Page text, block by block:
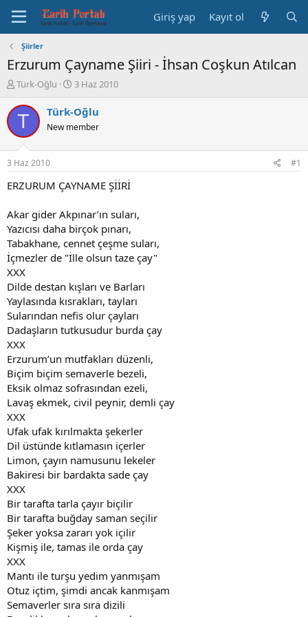
Giriş yap Kayıt ol
Şiirler
Erzurum Çayname Şiiri - İhsan Coşkun Atılcan
K
n
b
u
u
b
a
a
t
a
n
Türk-Oğlu
B
ş
a
ç
r
i
h
i
3 Haz 2010
T Türk-Oğlu
New member
3 Haz 2010 #1
ERZURUM ÇAYNAME ŞİİRİ
Akar gider Akpınar’ın suları,
Yazıcısı daha birçok pınarı,
Tabakhane, cennet çeşme suları,
İçmezler de "İlle olsun taze çay"
XXX
Dilde destan kışları ve Barları
Yaylasında kısrakları, tayları
Sularından nefis olur çayları
Dadaşların tutkusudur burda çay
XXX
Erzurum’un mutfakları düzenli,
Biçim biçim semaverle bezeli,
Eksik olmaz sofrasından ezeli,
Lavaş ekmek, civil peynir, demli çay
XXX
Ufak ufak kırılmakta şekerler
Dil üstünde kıtlamasın içerler
Limon, çayın namusunu lekeler
Bakiresi bir bardakta sade çay
XXX
Bir tarafta tarla çayır biçilir
Bir tarafta buğday saman seçilir
Şeker yoksa zararı yok içilir
Kişmiş ile, tamas ile orda çay
XXX
Mantı ile turşu yedim yanmışam
Otuz içtim, şimdi ancak kanmışam
Semaverler sıra sıra dizili